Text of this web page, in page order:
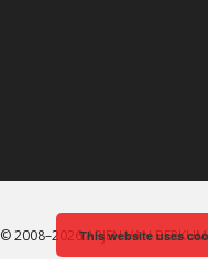
© 2008–2026 ARJEN VAN BERKUM
This website uses